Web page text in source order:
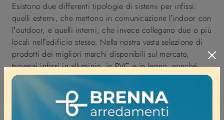
Esistono due differenti tipologie di sistemi per infissi:
quelli esterni, che mettono in comunicazione l’indoor con
l’outdoor, e quelli interni, che invece collegano due o più
locali nell’edificio stesso. Nella nostra vasta selezione di
prodotti dei migliori marchi disponibili sul mercato,
troverai infissi in alluminio, in PVC e in legno, nonché
innovativi sistemi fissi, scorrevoli e vasistas. I serramenti,
che compongono finestre, porte, vetrate continue e
quant'altro, permettono il passaggio della luce tra gli
ambienti, l’areazione degli stessi, l’accesso alla struttura e